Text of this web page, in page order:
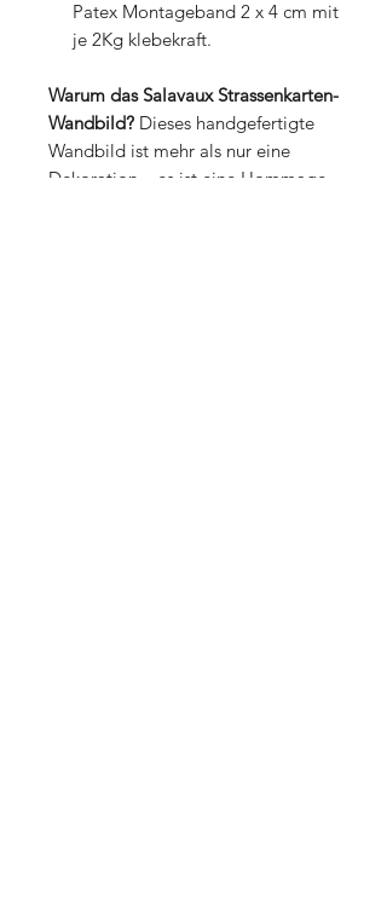
Patex Montageband 2 x 4 cm mit
je 2Kg klebekraft.
Warum das Salavaux Strassenkarten-
Wandbild? Dieses handgefertigte
Wandbild ist mehr als nur eine
Dekoration – es ist eine Hommage